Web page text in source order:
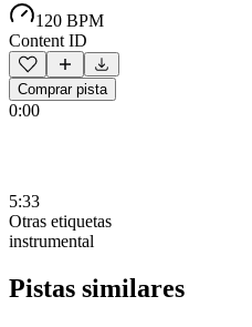
120 BPM
Content ID
Comprar pista
0:00
5:33
Otras etiquetas
instrumental
Pistas similares